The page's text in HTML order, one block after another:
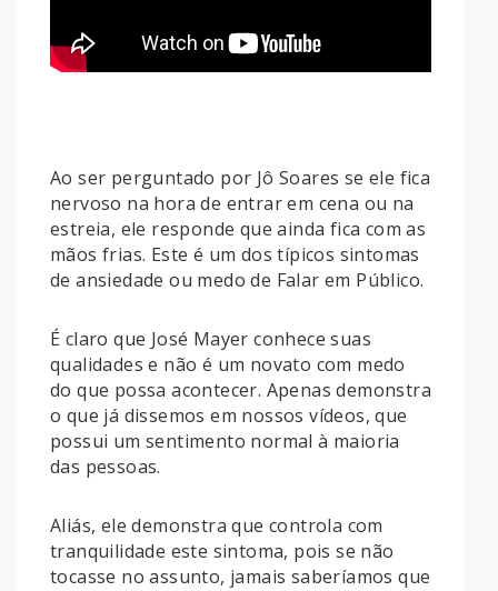
Ao ser perguntado por Jô Soares se ele fica
nervoso na hora de entrar em cena ou na
estreia, ele responde que ainda fica com as
mãos frias. Este é um dos típicos sintomas
de ansiedade ou medo de Falar em Público.
É claro que José Mayer conhece suas
qualidades e não é um novato com medo
do que possa acontecer. Apenas demonstra
o que já dissemos em nossos vídeos, que
possui um sentimento normal à maioria
das pessoas.
Aliás, ele demonstra que controla com
tranquilidade este sintoma, pois se não
tocasse no assunto, jamais saberíamos que